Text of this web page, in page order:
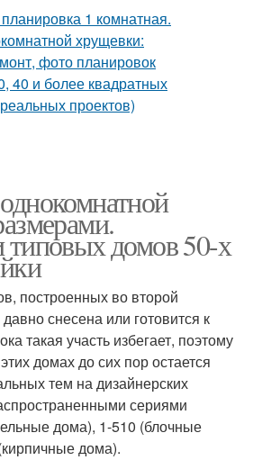
типовых домов 50-х
построенных во второй
снесена или готовится к
такая участь избегает, поэтому
домах до сих пор остается
тем на дизайнерских
сериями
дома), 1-510 (блочные
дома).